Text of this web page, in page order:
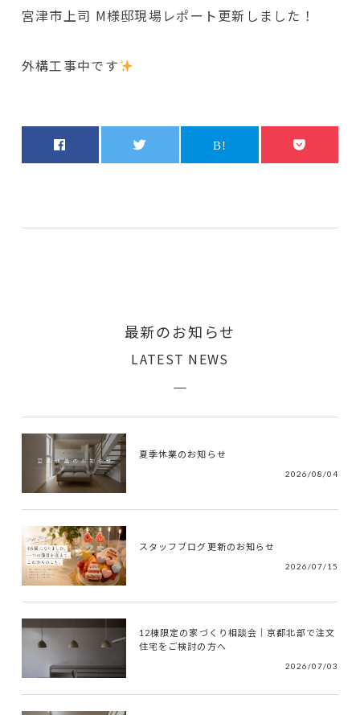
宮津市上司 M様邸現場レポート更新しました！
外構工事中です
最新のお知らせ
LATEST NEWS
夏季休業のお知らせ
2026/08/04
スタッフブログ更新のお知らせ
2026/07/15
12棟限定の家づくり相談会｜京都北部で注文
住宅をご検討の方へ
2026/07/03